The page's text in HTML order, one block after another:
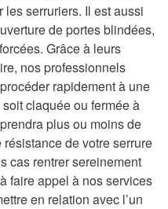
serruriers. Il est aussi
de portes blindées,
Grâce à leurs
nos professionnels
rapidement à une
claquée ou fermée à
plus ou moins de
de votre serrure
cas rentrer sereinement
faire appel à nos services
en relation avec l’un